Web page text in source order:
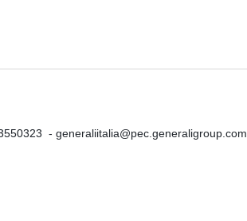
- generaliitalia@pec.generaligroup.com